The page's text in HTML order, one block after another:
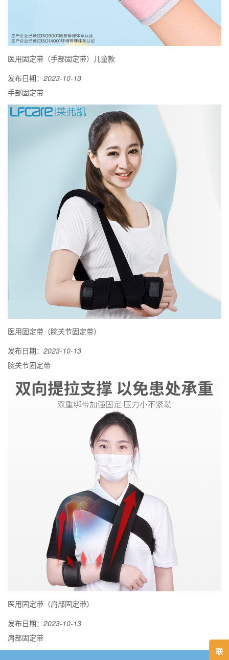
医用固定带（手部固定带）儿童款
发布日期： 2023-10-13
手部固定带
医用固定带（腕关节固定带）
发布日期： 2023-10-13
腕关节固定带
医用固定带（肩部固定带）
发布日期： 2023-10-13
肩部固定带
联